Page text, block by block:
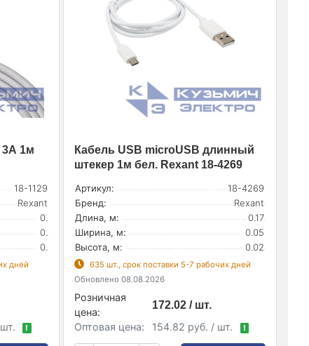
3А 1м
18-1129
Rexant
0.
0.
0.
дней
!
Кабель USB microUSB длинный
штекер 1м бел. Rexant 18-4269
Артикул:
18-4269
Бренд:
Rexant
Длина, м:
0.17
Ширина, м:
0.05
Высота, м:
0.02
635 шт., срок поставки 5-7 рабочих дней
Обновлено 08.08.2026
Розничная
цена:
172.02 / шт.
Оптовая цена:
154.82 руб. / шт. !